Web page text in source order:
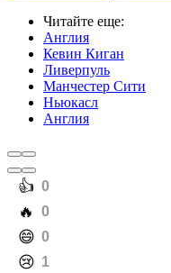
Читайте еще:
Англия
Кевин Киган
Ливерпуль
Манчестер Сити
Ньюкасл
Англия
️👍 0
️🔥 0
️😄 0
️😢 1